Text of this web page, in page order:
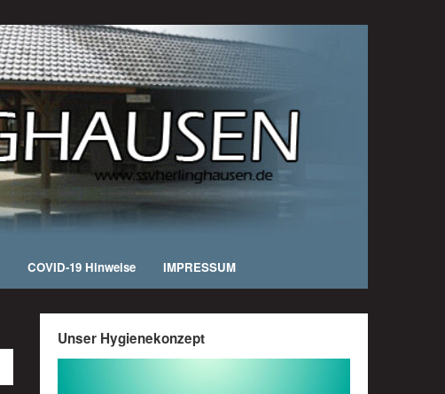
COVID-19 Hinweise IMPRESSUM
Unser Hygienekonzept